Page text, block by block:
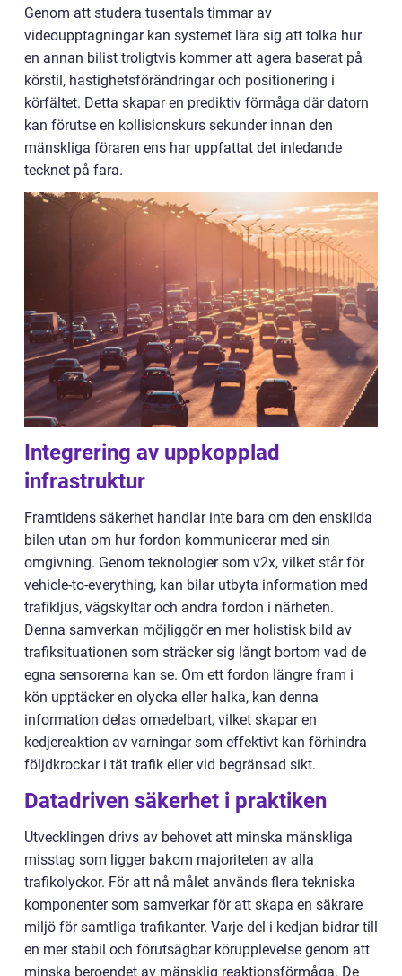
Genom att studera tusentals timmar av
videoupptagningar kan systemet lära sig att tolka hur
en annan bilist troligtvis kommer att agera baserat på
körstil, hastighetsförändringar och positionering i
körfältet. Detta skapar en prediktiv förmåga där datorn
kan förutse en kollisionskurs sekunder innan den
mänskliga föraren ens har uppfattat det inledande
tecknet på fara.
Integrering av uppkopplad
infrastruktur
Framtidens säkerhet handlar inte bara om den enskilda
bilen utan om hur fordon kommunicerar med sin
omgivning. Genom teknologier som v2x, vilket står för
vehicle-to-everything, kan bilar utbyta information med
trafikljus, vägskyltar och andra fordon i närheten.
Denna samverkan möjliggör en mer holistisk bild av
trafiksituationen som sträcker sig långt bortom vad de
egna sensorerna kan se. Om ett fordon längre fram i
kön upptäcker en olycka eller halka, kan denna
information delas omedelbart, vilket skapar en
kedjereaktion av varningar som effektivt kan förhindra
följdkrockar i tät trafik eller vid begränsad sikt.
Datadriven säkerhet i praktiken
Utvecklingen drivs av behovet att minska mänskliga
misstag som ligger bakom majoriteten av alla
trafikolyckor. För att nå målet används flera tekniska
komponenter som samverkar för att skapa en säkrare
miljö för samtliga trafikanter. Varje del i kedjan bidrar till
en mer stabil och förutsägbar körupplevelse genom att
minska beroendet av mänsklig reaktionsförmåga. De